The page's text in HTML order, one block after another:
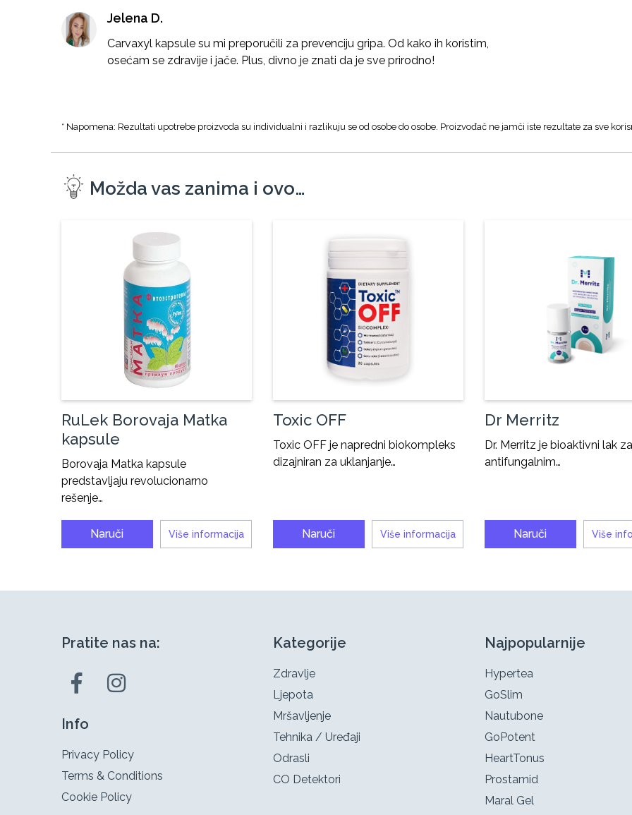
Jelena D.
Carvaxyl kapsule su mi preporučili za prevenciju gripa. Od kako ih koristim,
osećam se zdravije i jače. Plus, divno je znati da je sve prirodno!
* Napomena: Rezultati upotrebe proizvoda su individualni i razlikuju se od osobe do osobe. Proizvođač ne jamči iste rezultate za sve
Možda vas zanima i ovo…
RuLek Borovaja Matka
kapsule
Borovaja Matka kapsule
predstavljaju revolucionarno
rešenje…
Naruči Više informacija
Toxic OFF
Toxic OFF je napredni biokompleks
dizajniran za uklanjanje…
Naruči Više informacija
Dr Merritz
Dr. Merritz je bioaktivni lak
antifungalnim…
Naruči Više
Pratite nas na:
Info
Privacy Policy
Terms & Conditions
Cookie Policy
Kategorije
Zdravlje
Ljepota
Mršavljenje
Tehnika / Uređaji
Odrasli
CO Detektori
Najpopularnije
Hypertea
GoSlim
Nautubone
GoPotent
HeartTonus
Prostamid
Maral Gel